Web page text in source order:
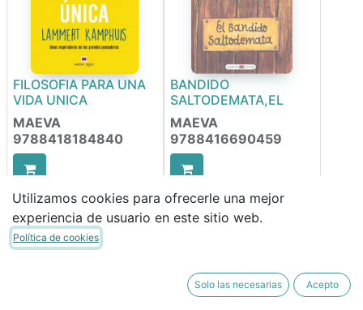
FILOSOFIA PARA UNA
VIDA UNICA
MAEVA
9788418184840
16,07€
BANDIDO
SALTODEMATA,EL
MAEVA
9788416690459
14,37€
Utilizamos cookies para ofrecerle una mejor
experiencia de usuario en este sitio web.
Política de cookies
Solo las necesarias Acepto